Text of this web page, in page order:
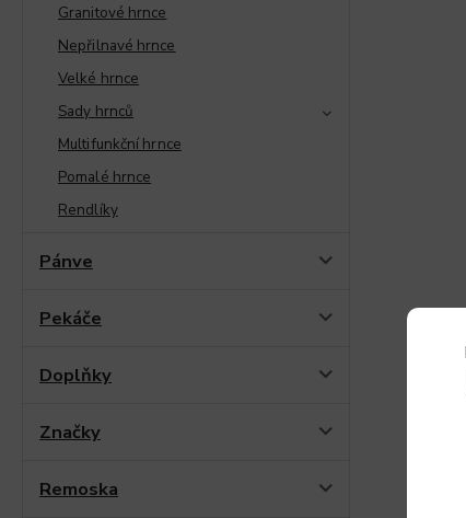
Granitové hrnce
Nepřilnavé hrnce
Velké hrnce
Sady hrnců
Multifunkční hrnce
Pomalé hrnce
Rendlíky
Pánve
Pekáče
Doplňky
Značky
Remoska